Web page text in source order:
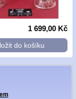
1 699,00 Kč
do košíku